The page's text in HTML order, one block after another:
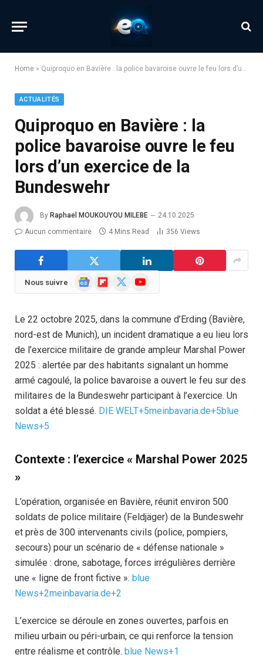
Home » Quiproquo en Bavière : la police bavaroise ouvre le feu lors d’un exercice de la Bundeswehr
ACTUALITÉS
Quiproquo en Bavière : la
police bavaroise ouvre le feu
lors d’un exercice de la
Bundeswehr
By Raphael MOUKOUYOU MILEBE
24.10.2025
Aucun commentaire
4 Mins Read 356 Views
Nous suivre
GoogleFlipboard YouTube
Le 22 octobre 2025, dans la commune d’Erding (Bavière,
nord-est de Munich), un incident dramatique a eu lieu lors
de l’exercice militaire de grande ampleur Marshal Power
2025 : alertée par des habitants signalant un homme
armé cagoulé, la police bavaroise a ouvert le feu sur des
militaires de la Bundeswehr participant à l’exercice. Un
soldat a été blessé. DIE WELT+5meinbavaria.de+5blue
News+5
Contexte : l’exercice « Marshal Power 2025
»
L’opération, organisée en Bavière, réunit environ 500
soldats de police militaire (Feldjäger) de la Bundeswehr
et près de 300 intervenants civils (police, pompiers,
secours) pour un scénario de « défense nationale »
simulée : drone, sabotage, forces irrégulières derrière
une « ligne de front fictive ». blue
News+2meinbavaria.de+2
L’exercice se déroule en zones ouvertes, parfois en
milieu urbain ou péri-urbain, ce qui renforce la tension
entre réalisme et contrôle. blue News+1